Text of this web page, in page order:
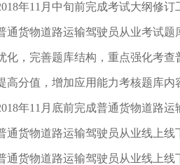
年11月中旬前完成考试大纲修订
物道路运输驾驶员从业考试题
化，完善题库结构，重点强化考
高分值，增加应用能力考核题库内
年11月底前完成普通货物道路运
物道路运输驾驶员从业线上线
通货物道路运输驾驶员从业线上